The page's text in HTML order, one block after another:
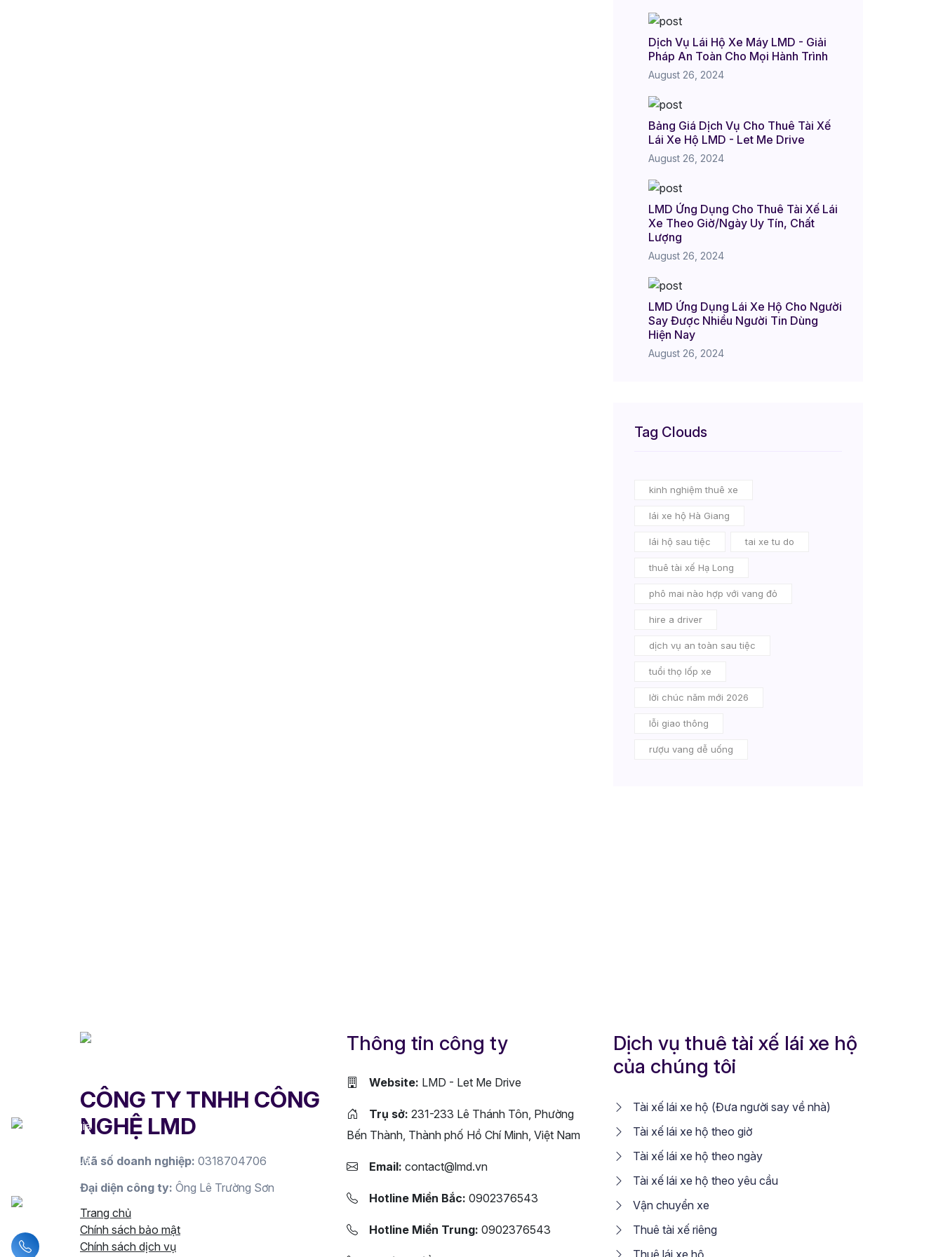
Dịch Vụ Lái Hộ Xe Máy LMD - Giải
Pháp An Toàn Cho Mọi Hành Trình
August 26, 2024
Bảng Giá Dịch Vụ Cho Thuê Tài Xế
Lái Xe Hộ LMD - Let Me Drive
August 26, 2024
LMD Ứng Dụng Cho Thuê Tài Xế Lái
Xe Theo Giờ/Ngày Uy Tín, Chất
Lượng
August 26, 2024
LMD Ứng Dụng Lái Xe Hộ Cho Người
Say Được Nhiều Người Tin Dùng
Hiện Nay
August 26, 2024
Tag Clouds
kinh nghiệm thuê xe
lái xe hộ Hà Giang
lái hộ sau tiệc tai xe tu do
thuê tài xế Hạ Long
phô mai nào hợp với vang đỏ
hire a driver
dịch vụ an toàn sau tiệc
tuổi thọ lốp xe
lời chúc năm mới 2026
lỗi giao thông
rượu vang dễ uống
CÔNG TY TNHH CÔNG
NGHỆ LMD
Mã số doanh nghiệp: 0318704706
Đại diện công ty: Ông Lê Trường Sơn
Trang chủ
Chính sách bảo mật
Chính sách dịch vụ
Thông tin công ty
Website: LMD - Let Me Drive
Trụ sở: 231-233 Lê Thánh Tôn, Phường
Bến Thành, Thành phố Hồ Chí Minh, Việt Nam
Email: contact@lmd.vn
Hotline Miền Bắc: 0902376543
Hotline Miền Trung: 0902376543
Dịch vụ thuê tài xế lái xe hộ
của chúng tôi
Tài xế lái xe hộ (Đưa người say về nhà)
Tài xế lái xe hộ theo giờ
Tài xế lái xe hộ theo ngày
Tài xế lái xe hộ theo yêu cầu
Vận chuyển xe
Thuê tài xế riêng
Thuê lái xe hộ
Liên hệ hotline